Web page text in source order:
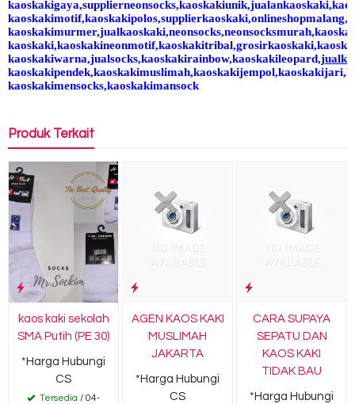
kaoskakiwarna,jualsocks,kaoskakirainbow,kaoskakileopard
kaoskakipendek
kaoskakimensocks,kaoskakimansock
Produk Terkait
kaos kaki sekolah
SMA Putih (PE 30)
*Harga Hubungi
CS
Tersedia / 04-
AGEN KAOS KAKI
MUSLIMAH
JAKARTA
*Harga Hubungi
CS
CARA SUPAYA
SEPATU DAN
KAOS KAKI
TIDAK BAU
*Harga Hubungi